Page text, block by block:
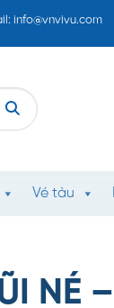
info@vnvivu.com
Vé tàu
NÉ